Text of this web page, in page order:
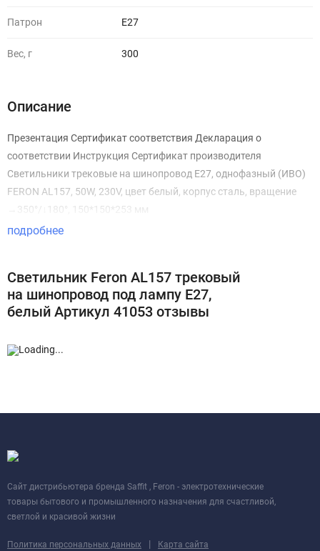
Патрон E27
Вес, г 300
Описание
Презентация Сертификат соответствия Декларация о
соответствии Инструкция Сертификат производителя
Светильники трековые на шинопровод E27, однофазный (ИВО)
FERON AL157, 50W, 230V, цвет белый, корпус сталь, вращение
→350°/↓180°, 150*150*253 мм
подробнее
Светильник Feron AL157 трековый
на шинопровод под лампу E27,
белый Артикул 41053 отзывы
Cайт дистрибьютера бренда Saffit , Feron - электротехнические
товары бытового и промышленного назначения для счастливой,
светлой и красивой жизни
Политика персональных данных | Карта сайта